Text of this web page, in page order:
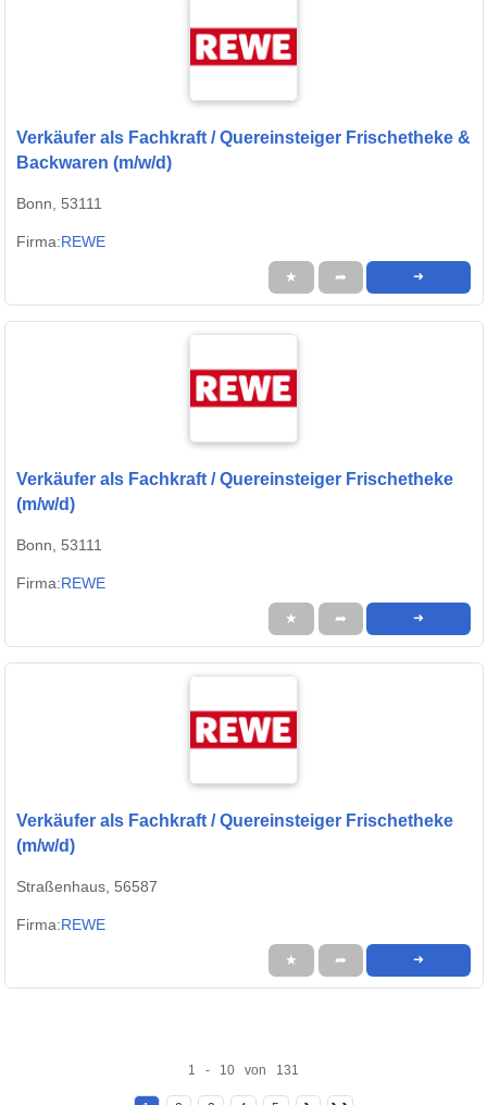
Verkäufer als Fachkraft / Quereinsteiger Frischetheke &
Backwaren (m/w/d)
Bonn, 53111
Firma:REWE
★ ➦ ➜
Verkäufer als Fachkraft / Quereinsteiger Frischetheke
(m/w/d)
Bonn, 53111
Firma:REWE
★ ➦ ➜
Verkäufer als Fachkraft / Quereinsteiger Frischetheke
(m/w/d)
Straßenhaus, 56587
Firma:REWE
★ ➦ ➜
1 - 10 von 131